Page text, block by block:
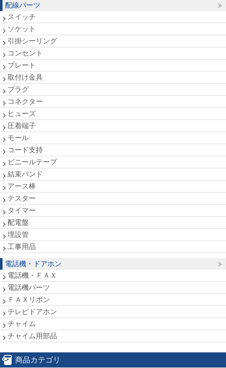
配線パーツ
スイッチ
ソケット
引掛シーリング
コンセント
プレート
取付け金具
プラグ
コネクター
ヒューズ
圧着端子
モール
コード支持
ビニールテープ
結束バンド
アース棒
テスター
タイマー
配電盤
埋設管
工事用品
電話機・ドアホン
電話機・ＦＡＸ
電話機パーツ
ＦＡＸリボン
テレビドアホン
チャイム
チャイム用部品
商品カテゴリ